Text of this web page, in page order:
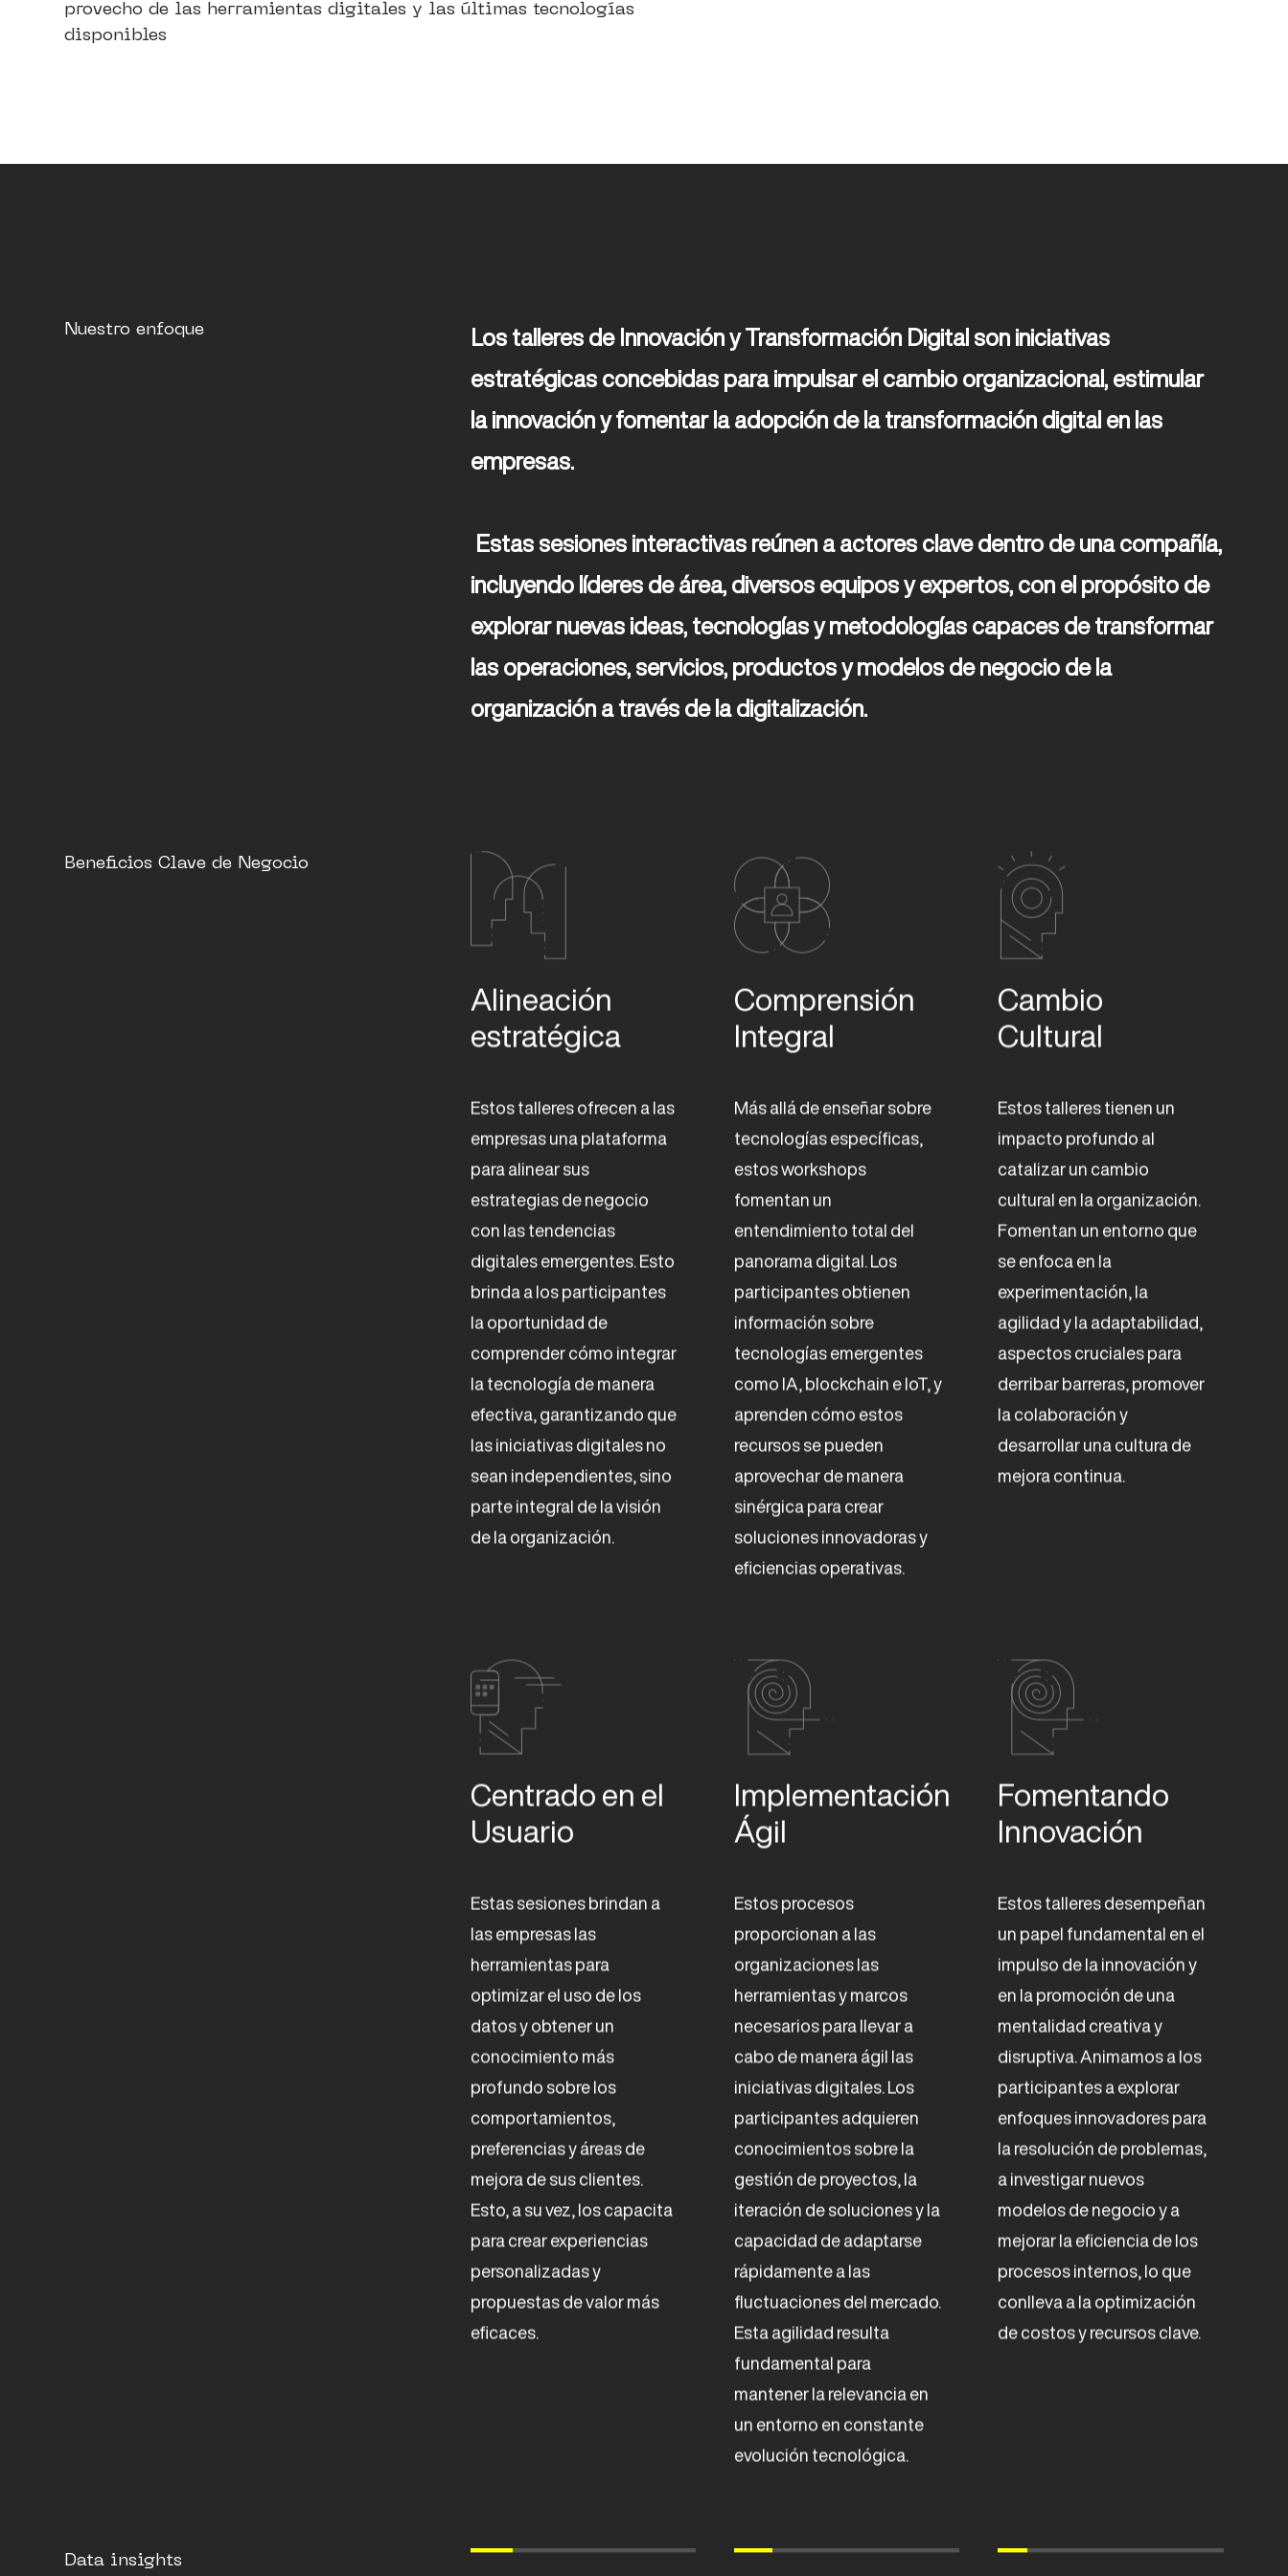
provecho de las herramientas digitales y las últimas tecnologías
disponibles
Nuestro enfoque
Los talleres de Innovación y Transformación Digital son iniciativas
estratégicas concebidas para impulsar el cambio organizacional, estimular
la innovación y fomentar la adopción de la transformación digital en las
empresas.
incluyendo líderes de área, diversos equipos y expertos, con el propósito de
explorar nuevas ideas, tecnologías y metodologías capaces de transformar
las operaciones, servicios, productos y modelos de negocio de la
organización a través de la digitalización.
Beneficios Clave de Negocio
Alineación
estratégica
Estos talleres ofrecen a las
empresas una plataforma
para alinear sus
estrategias de negocio
con las tendencias
digitales emergentes. Esto
brinda a los participantes
la oportunidad de
comprender cómo integrar
la tecnología de manera
efectiva, garantizando que
las iniciativas digitales no
sean independientes, sino
parte integral de la visión
de la organización.
Comprensión
Integral
Más allá de enseñar sobre
tecnologías específicas,
estos workshops
fomentan un
entendimiento total del
panorama digital. Los
participantes obtienen
información sobre
tecnologías emergentes
como IA, blockchain e IoT, y
aprenden cómo estos
recursos se pueden
aprovechar de manera
sinérgica para crear
soluciones innovadoras y
eficiencias operativas.
Cambio
Cultural
Estos talleres tienen un
impacto profundo al
catalizar un cambio
cultural en la organización.
Fomentan un entorno que
se enfoca en la
experimentación, la
agilidad y la adaptabilidad,
aspectos cruciales para
derribar barreras, promover
la colaboración y
desarrollar una cultura de
mejora continua.
Centrado en el
Usuario
Estas sesiones brindan a
las empresas las
herramientas para
optimizar el uso de los
datos y obtener un
conocimiento más
profundo sobre los
comportamientos,
preferencias y áreas de
mejora de sus clientes.
Esto, a su vez, los capacita
para crear experiencias
personalizadas y
propuestas de valor más
eficaces.
Implementación
Ágil
Estos procesos
proporcionan a las
organizaciones las
herramientas y marcos
necesarios para llevar a
cabo de manera ágil las
iniciativas digitales. Los
participantes adquieren
conocimientos sobre la
gestión de proyectos, la
iteración de soluciones y la
capacidad de adaptarse
rápidamente a las
fluctuaciones del mercado.
Esta agilidad resulta
fundamental para
mantener la relevancia en
un entorno en constante
evolución tecnológica.
Fomentando
Innovación
Estos talleres desempeñan
un papel fundamental en el
impulso de la innovación y
en la promoción de una
mentalidad creativa y
disruptiva. Animamos a los
participantes a explorar
enfoques innovadores para
la resolución de problemas,
a investigar nuevos
modelos de negocio y a
mejorar la eficiencia de los
procesos internos, lo que
conlleva a la optimización
de costos y recursos clave.
Data insights